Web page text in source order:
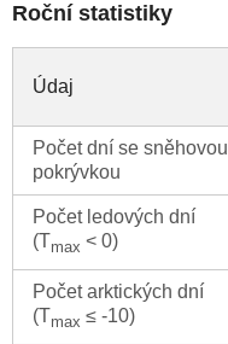
Roční statistiky
Údaj
Počet dní se sněhovou
pokrývkou
Počet ledových dní
(Tmax < 0)
Počet arktických dní
(Tmax ≤ -10)